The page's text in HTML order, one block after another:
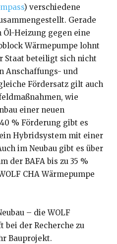
) verschiedene
Gerade
Heizung gegen eine
Wärmepumpe lohnt
Staat beteiligt sich nicht
Anschaffungs- und
Fördersatz gilt auch
wie
einer neuen
% Förderung gibt es
Hybridsystem mit einer
im Neubau gibt es über
der BAFA bis zu 35 %
CHA Wärmepumpe
– die WOLF
der Recherche zu
Bauprojekt.